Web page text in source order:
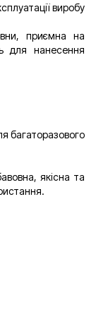
виробу
приємна на
для нанесення
багаторазового
якісна та